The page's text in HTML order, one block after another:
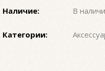
Наличие: В
Категории: